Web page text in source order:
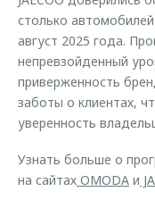
столько
август 2025 года.
непревзойденный
приверженность
заботы о клиентах,
уверенность
Узнать больше о
на сайтах OMODA и